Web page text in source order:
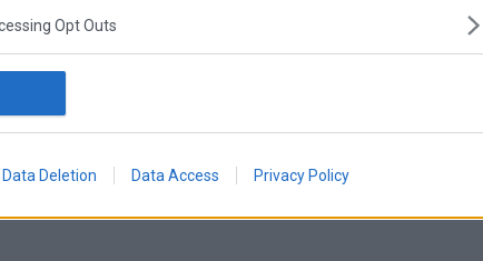
Opt Outs
Data Deletion Data Access Privacy Policy